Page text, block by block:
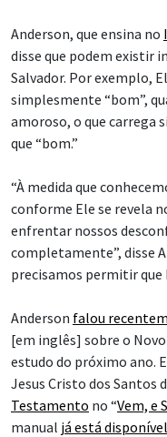
Anderson, que ensina no
disse que podem existir
Salvador. Por exemplo,
simplesmente “bom”,
amoroso, o que carrega
que “bom.”
“À medida que
conforme Ele se revela
enfrentar nossos
completamente”, disse
precisamos permitir que
Anderson falou
[em inglês] sobre o
estudo do próximo ano.
Jesus Cristo dos Santos
Testamento no “Vem, e
manual já está disponível